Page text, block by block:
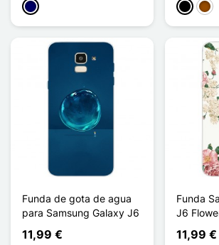
Azul marino Negro
Funda de gota de agua
para Samsung Galaxy J6
11,99 €
Funda
J6
11,99 €